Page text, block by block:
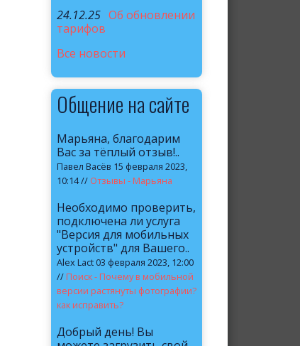
24.12.25 Об обновлении
тарифов
Все новости
Общение на сайте
Марьяна, благодарим
Вас за тёплый отзыв!..
Павел Васёв 15 февраля 2023,
10:14 // Отзывы - Марьяна
Необходимо проверить,
подключена ли услуга
"Версия для мобильных
устройств" для Вашего..
Alex Lact 03 февраля 2023, 12:00
// Поиск - Почему в мобильной
версии растянуты фотографии?
как исправить?
Добрый день! Вы